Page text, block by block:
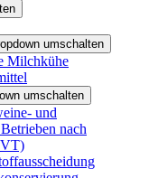
umschalten
Milchkühe
umschalten
und
nach